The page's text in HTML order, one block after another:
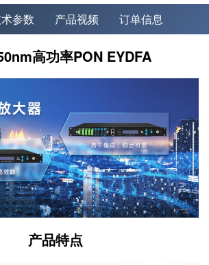
参数 产品视频 订单信息
高功率PON EYDFA
产品特点